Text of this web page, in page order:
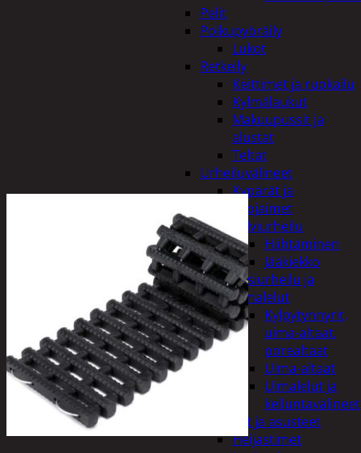
Pelit
Polkupyöräily
Lukot
Retkeily
Keittimet ja ruokailu
Kylmälaukut
Makuupussit ja
alustat
Teltat
Urheiluvälineet
Kypärät ja
suojaimet
Talviurheilu
Hiihtäminen
Jääkiekko
Vesiurheilu ja
uimalelut
Kylpytynnyrit,
uima-altaat,
porealtaat
Uima-altaat
Uimalelut ja
kelluntavälineet
Vaatteet ja asusteet
Heijastimet